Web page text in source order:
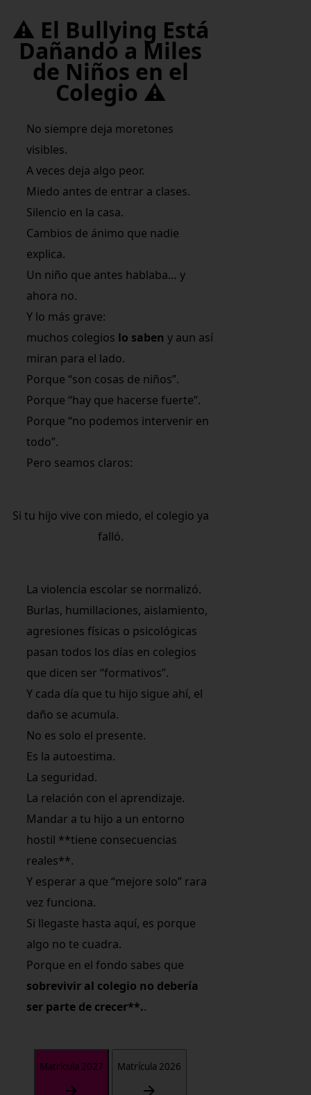
⚠️ El Bullying Está
Dañando a Miles
de Niños en el
Colegio ⚠️
No siempre deja moretones
visibles.
A veces deja algo peor.
Miedo antes de entrar a clases.
Silencio en la casa.
Cambios de ánimo que nadie
explica.
Un niño que antes hablaba… y
ahora no.
Y lo más grave:
muchos colegios lo saben y aun así
miran para el lado.
Porque “son cosas de niños”.
Porque “hay que hacerse fuerte”.
Porque “no podemos intervenir en
todo”.
Pero seamos claros:
Si tu hijo vive con miedo, el colegio ya
falló.
La violencia escolar se normalizó.
Burlas, humillaciones, aislamiento,
agresiones físicas o psicológicas
pasan todos los días en colegios
que dicen ser “formativos”.
Y cada día que tu hijo sigue ahí, el
daño se acumula.
No es solo el presente.
Es la autoestima.
La seguridad.
La relación con el aprendizaje.
Mandar a tu hijo a un entorno
hostil **tiene consecuencias
reales**.
Y esperar a que “mejore solo” rara
vez funciona.
Si llegaste hasta aquí, es porque
algo no te cuadra.
Porque en el fondo sabes que
sobrevivir al colegio no debería
ser parte de crecer**..
Matrícula 2027 Matrícula 2026